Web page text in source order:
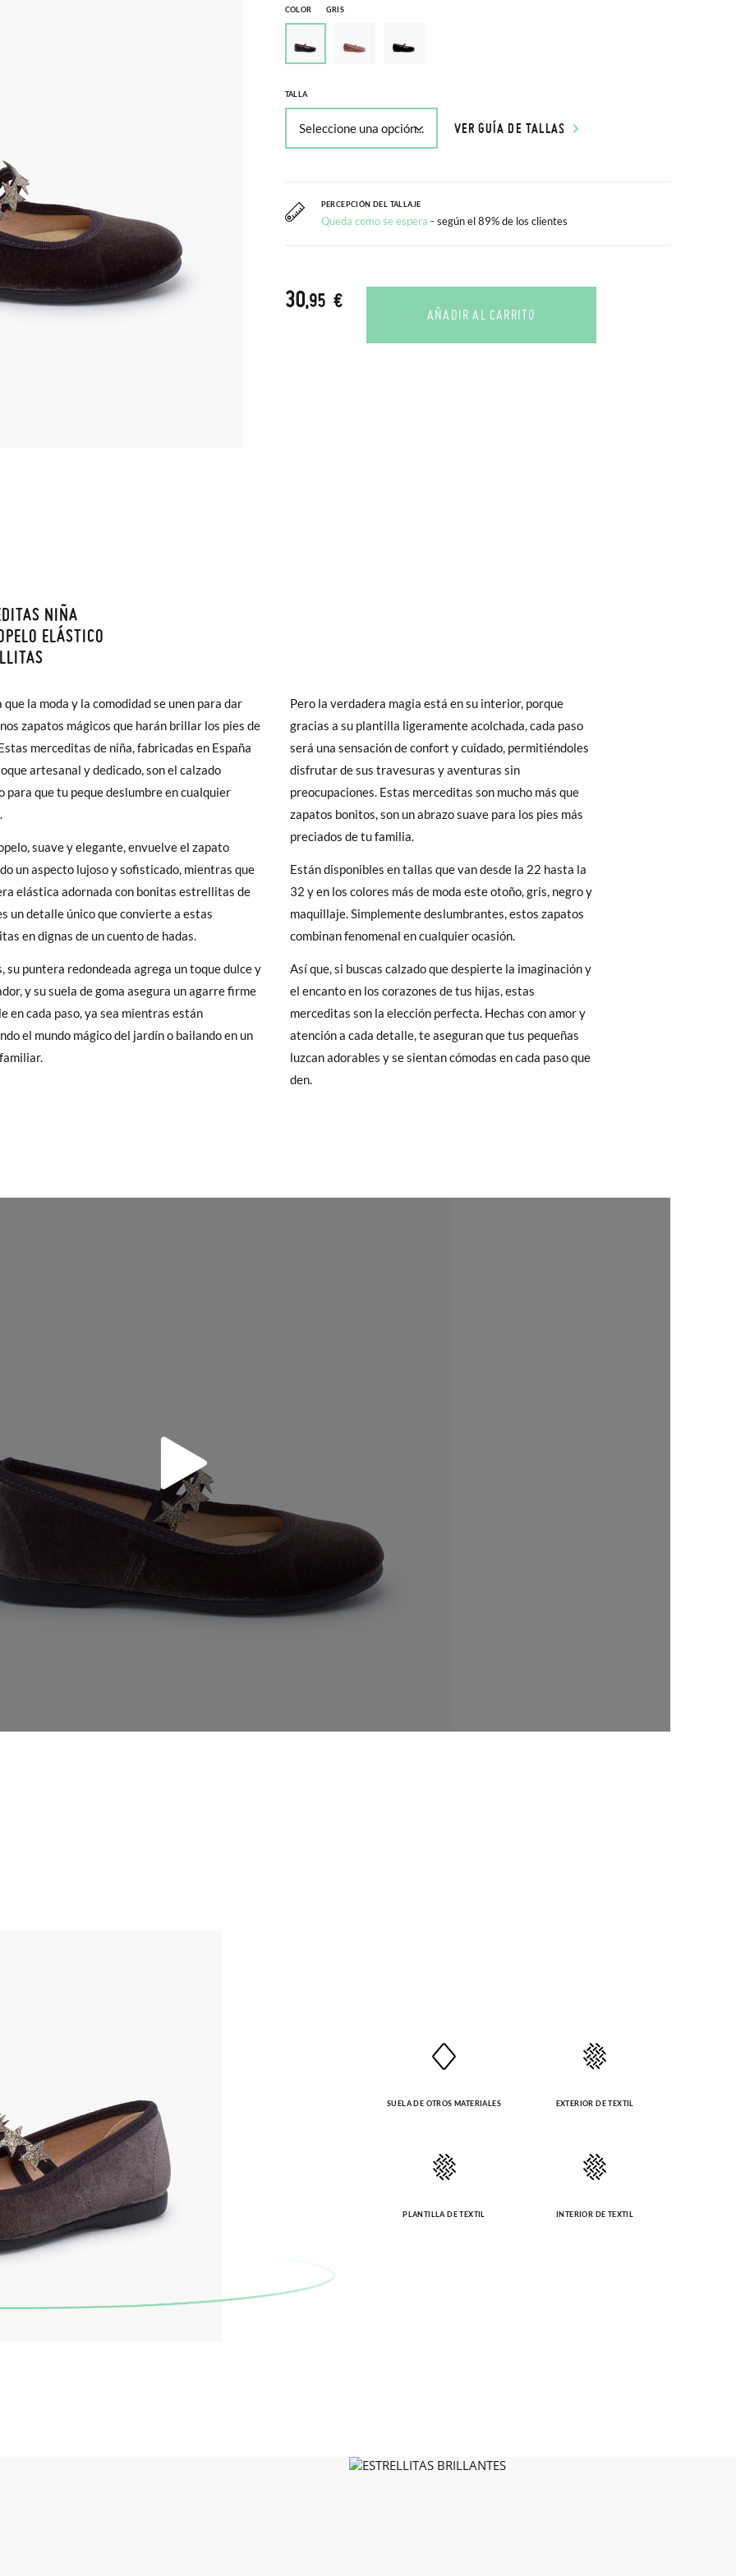
COLOR GRIS
TALLA
VER GUÍA DE TALLAS
PERCEPCIÓN DEL TALLAJE
Queda como se espera - según el 89% de los clientes
30,95 €
AÑADIR AL CARRITO
NIÑA
ELÁSTICO
que la moda y la comodidad se unen para dar
zapatos mágicos que harán brillar los pies de
merceditas de niña, fabricadas en España
artesanal y dedicado, son el calzado
para que tu peque deslumbre en cualquier
suave y elegante, envuelve el zapato
un aspecto lujoso y sofisticado, mientras que
elástica adornada con bonitas estrellitas de
un detalle único que convierte a estas
en dignas de un cuento de hadas.
su puntera redondeada agrega un toque dulce y
y su suela de goma asegura un agarre firme
en cada paso, ya sea mientras están
el mundo mágico del jardín o bailando en un
Pero la verdadera magia está en su interior, porque
gracias a su plantilla ligeramente acolchada, cada paso
será una sensación de confort y cuidado, permitiéndoles
disfrutar de sus travesuras y aventuras sin
preocupaciones. Estas merceditas son mucho más que
zapatos bonitos, son un abrazo suave para los pies más
preciados de tu familia.
Están disponibles en tallas que van desde la 22 hasta la
32 y en los colores más de moda este otoño, gris, negro y
maquillaje. Simplemente deslumbrantes, estos zapatos
combinan fenomenal en cualquier ocasión.
Así que, si buscas calzado que despierte la imaginación y
el encanto en los corazones de tus hijas, estas
merceditas son la elección perfecta. Hechas con amor y
atención a cada detalle, te aseguran que tus pequeñas
luzcan adorables y se sientan cómodas en cada paso que
den.
todos los Envíos son GRATIS y los Cambios de Talla/Color también son GRATIS y puedes realizarlos
60 días. ¡Te acercamos nuestra tienda física hasta la puerta de tu casa!
(3,95€) elegir Envío Urgente en Península.
el tiempo de envío es de 3-4 días laborables.
envíos y cambios gratis, sin importe mínimo, sin preguntas. El precio final será el de los zapatos que
cuando te lleguen no te valen, sólo tienes que entrar en la secciónCambios & Devolucionesde nuestra web
la petición de cambio. Nuestro equipo Atención al Cliente se encargará de todo: te mandaremos otra
recogeremos la primera, sin gastos, en unos pocos días!
de que no quieras Cambio sino Devolución, también serán gratuitas, ¡no tienes que preocuparte por nada!
solicitarlas desde el mismo enlace del párrafo anterior y nos encargamos de enviarte un mensajero para que te
paquete.
23 25 29 31 32 33
17,1
SUELA DE OTROS MATERIALES EXTERIOR DE TEXTIL
PLANTILLA DE TEXTIL INTERIOR DE TEXTIL